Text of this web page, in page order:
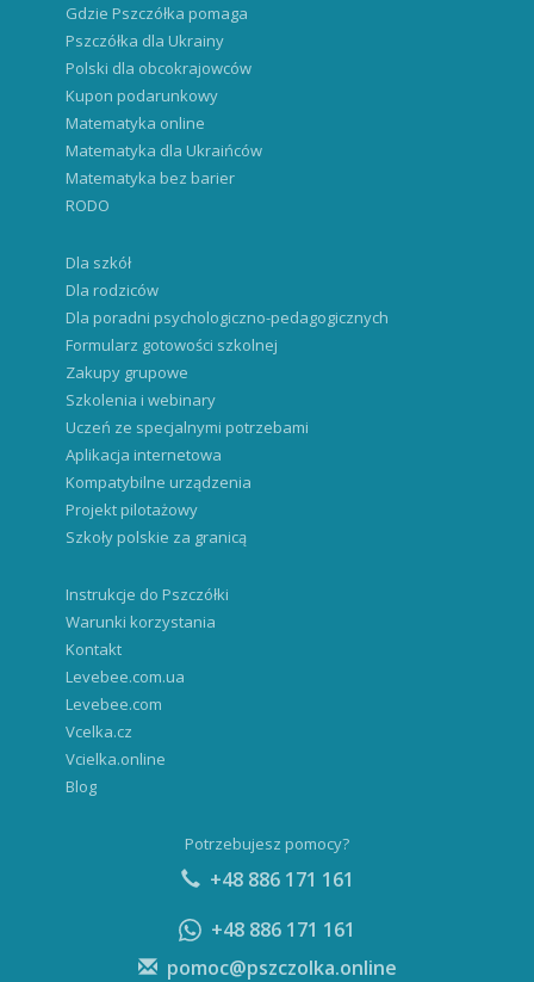
Gdzie Pszczółka pomaga
Pszczółka dla Ukrainy
Polski dla obcokrajowców
Kupon podarunkowy
Matematyka online
Matematyka dla Ukraińców
Matematyka bez barier
RODO
Dla szkół
Dla rodziców
Dla poradni psychologiczno-pedagogicznych
Formularz gotowości szkolnej
Zakupy grupowe
Szkolenia i webinary
Uczeń ze specjalnymi potrzebami
Aplikacja internetowa
Kompatybilne urządzenia
Projekt pilotażowy
Szkoły polskie za granicą
Instrukcje do Pszczółki
Warunki korzystania
Kontakt
Levebee.com.ua
Levebee.com
Vcelka.cz
Vcielka.online
Blog
Potrzebujesz pomocy?
+48 886 171 161
+48 886 171 161
pomoc@pszczolka.online